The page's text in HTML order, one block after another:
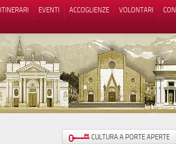
ITINERARI EVENTI ACCOGLIENZE VOLONTARI
CULTURA A PORTE APERTE
Le tue preferenze relative alla